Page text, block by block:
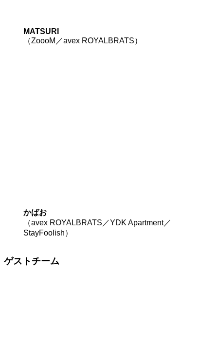
MATSURI
（ZoooM／avex ROYALBRATS）
かばお
（avex ROYALBRATS／YDK Apartment／
StayFoolish）
ゲストチーム